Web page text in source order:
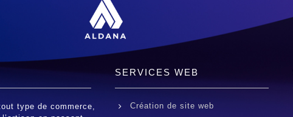
type de commerce,
SERVICES WEB
Création de site web